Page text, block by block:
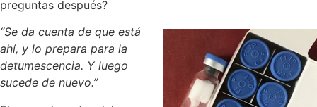
preguntas después?
“Se da cuenta de que está
ahí, y lo prepara para la
detumescencia. Y luego
sucede de nuevo.”